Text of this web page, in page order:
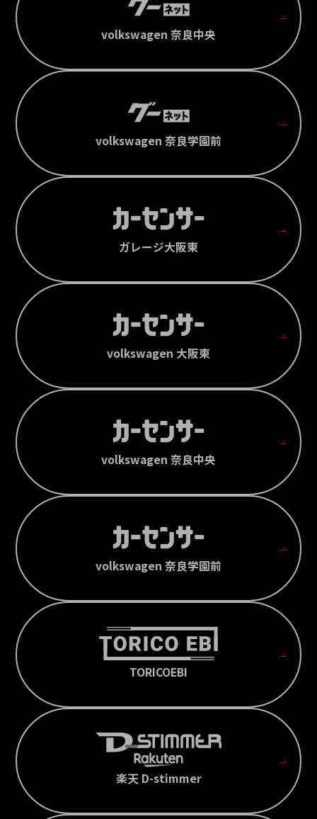
volkswagen 奈良中央
volkswagen 奈良学園前
ガレージ大阪東
volkswagen 大阪東
volkswagen 奈良中央
volkswagen 奈良学園前
TORICOEBI
楽天 D-stimmer